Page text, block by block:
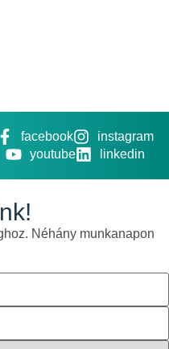
facebook
instagram
youtube
linkedin
Néhány munkanapon